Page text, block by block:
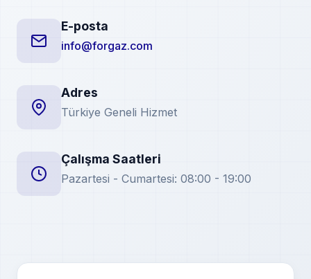
E-posta
info@forgaz.com
Adres
Türkiye Geneli Hizmet
Çalışma Saatleri
Pazartesi - Cumartesi: 08:00 - 19:00